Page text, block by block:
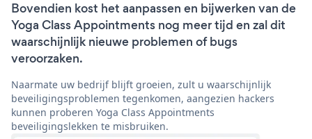
Bovendien kost het aanpassen en bijwerken van de
Yoga Class Appointments nog meer tijd en zal dit
waarschijnlijk nieuwe problemen of bugs
veroorzaken.
Naarmate uw bedrijf blijft groeien, zult u waarschijnlijk
beveiligingsproblemen tegenkomen, aangezien hackers
kunnen proberen Yoga Class Appointments
beveiligingslekken te misbruiken.